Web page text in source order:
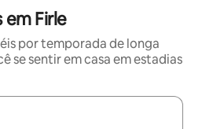
em Firle
por temporada de longa
se sentir em casa em estadias
disponíveis, explore-os